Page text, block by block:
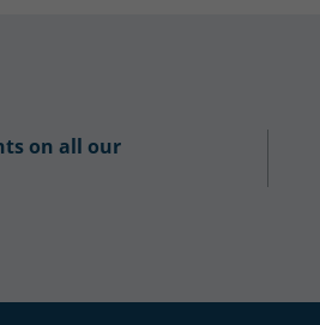
on all our